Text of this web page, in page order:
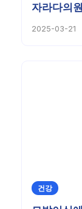
자라다의
2025-03-21
건강